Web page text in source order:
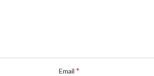
Email *